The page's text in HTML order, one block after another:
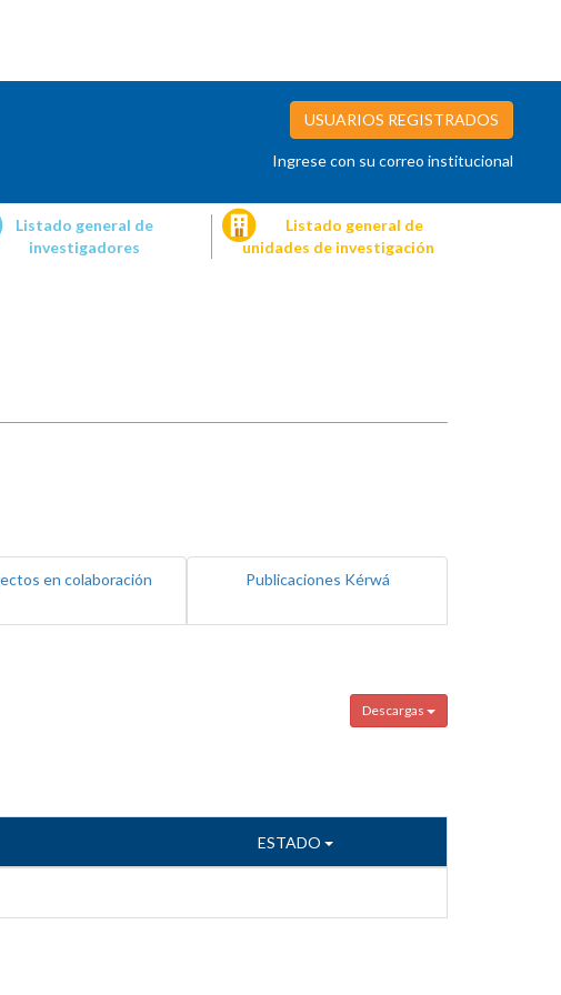
USUARIOS REGISTRADOS
Ingrese con su correo institucional
Listado general de
investigadores
Listado general de
unidades de investigación
en colaboración Publicaciones Kérwá
Descargas
ESTADO